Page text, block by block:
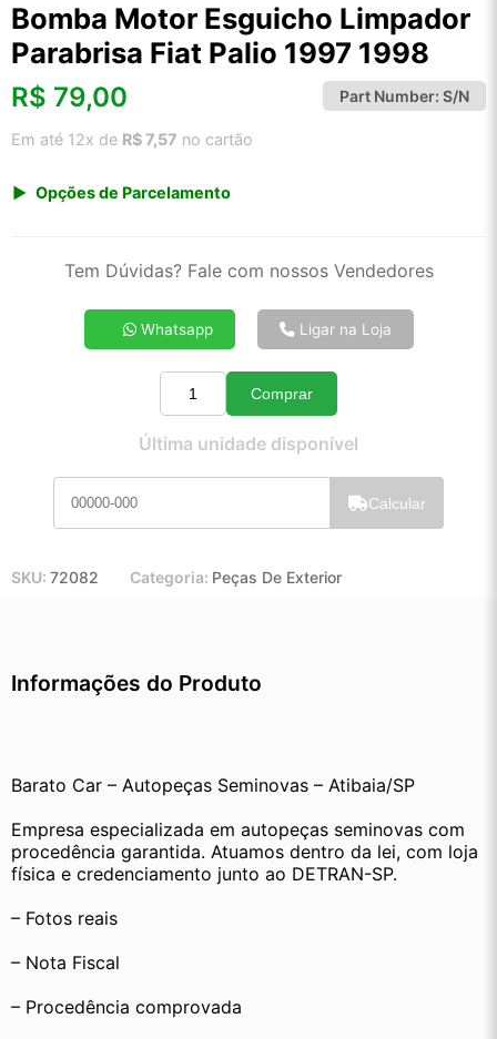
Bomba Motor Esguicho Limpador
Parabrisa Fiat Palio 1997 1998
R$ 79,00 Part Number: S/N
Em até 12x de R$ 7,57 no cartão
Opções de Parcelamento
2x de R$ 42,34
4x de R$ 21,48
5x de R$ 17,30
10x de R$ 8,95
11x de R$ 8,22
Tem Dúvidas? Fale com nossos Vendedores
Whatsapp Ligar na Loja
Quantidade
Comprar
Última unidade disponível
Calcular
SKU: 72082 Categoria: Peças De Exterior
Informações do Produto
Barato Car – Autopeças Seminovas – Atibaia/SP
Empresa especializada em autopeças seminovas com
procedência garantida. Atuamos dentro da lei, com loja
física e credenciamento junto ao DETRAN-SP.
– Fotos reais
– Nota Fiscal
– Procedência comprovada